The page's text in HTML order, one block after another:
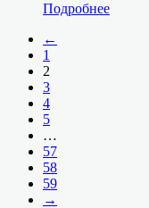
Подробнее
←
1
2
3
4
5
…
57
58
59
→